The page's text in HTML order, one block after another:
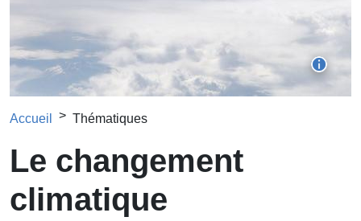
Fil d'Ariane
Accueil Thématiques
Le changement
climatique